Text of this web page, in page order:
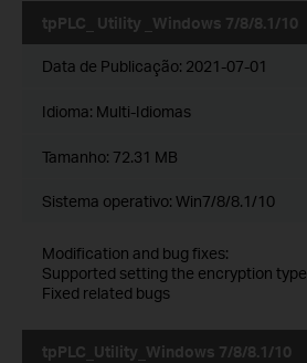
tpPLC_ Utility _Windows 7/8/8.1/10
Data de Publicação: 2021-07-01
Idioma: Multi-Idiomas
Tamanho: 72.31 MB
Sistema operativo: Win7/8/8.1/10
Modification and bug fixes:
Supported setting the encryption type
Fixed related bugs
tpPLC_Utility_Windows 7/8/8.1/10